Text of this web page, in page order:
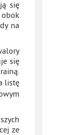
się
na
się
listę
ze